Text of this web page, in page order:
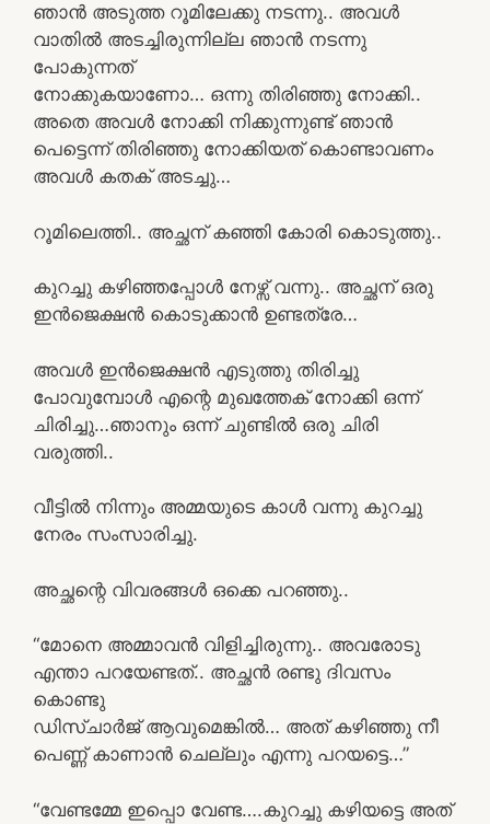
ഞാൻ അടുത്ത റൂമിലേക്കു നടന്നു.. അവൾ
വാതിൽ അടച്ചിരുന്നില്ല ഞാൻ നടന്നു
പോകുന്നത്
നോക്കുകയാണോ… ഒന്നു തിരിഞ്ഞു നോക്കി..
അതെ അവൾ നോക്കി നിക്കുന്നുണ്ട് ഞാൻ
പെട്ടെന്ന് തിരിഞ്ഞു നോക്കിയത് കൊണ്ടാവണം
അവൾ കതക് അടച്ചു…
റൂമിലെത്തി.. അച്ഛന് കഞ്ഞി കോരി കൊടുത്തു..
കുറച്ചു കഴിഞ്ഞപ്പോൾ നേഴ്സ് വന്നു.. അച്ഛന് ഒരു
ഇൻജെക്ഷൻ കൊടുക്കാൻ ഉണ്ടത്രേ…
അവൾ ഇൻജെക്ഷൻ എടുത്തു തിരിച്ചു
പോവുമ്പോൾ എന്റെ മുഖത്തേക് നോക്കി ഒന്ന്
ചിരിച്ചു…ഞാനും ഒന്ന് ചുണ്ടിൽ ഒരു ചിരി
വരുത്തി..
വീട്ടിൽ നിന്നും അമ്മയുടെ കാൾ വന്നു കുറച്ചു
നേരം സംസാരിച്ചു.
അച്ഛന്റെ വിവരങ്ങൾ ഒക്കെ പറഞ്ഞു..
“മോനെ അമ്മാവൻ വിളിച്ചിരുന്നു.. അവരോടു
എന്താ പറയേണ്ടത്.. അച്ഛൻ രണ്ടു ദിവസം
കൊണ്ടു
ഡിസ്ചാർജ് ആവുമെങ്കിൽ… അത് കഴിഞ്ഞു നീ
പെണ്ണ് കാണാൻ ചെല്ലും എന്നു പറയട്ടെ…”
“വേണ്ടമ്മേ ഇപ്പൊ വേണ്ട….കുറച്ചു കഴിയട്ടെ അത്